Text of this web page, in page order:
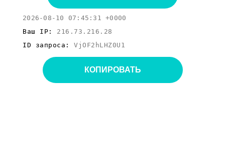
2026-08-10 07:45:31 +0000
Ваш IP: 216.73.216.28
ID запроса: VjOF2hLHZ0U1
КОПИРОВАТЬ